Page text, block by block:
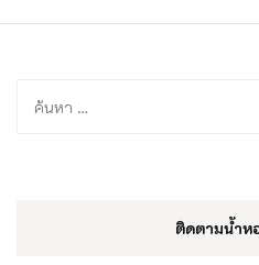
ค้นหา
ติดตามน้ำห